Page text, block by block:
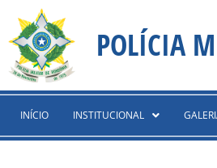
content
para
conteúdo
POLÍCIA
INÍCIO INSTITUCIONAL